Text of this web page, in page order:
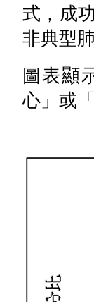
式，成
非典型
圖表顯
心」或